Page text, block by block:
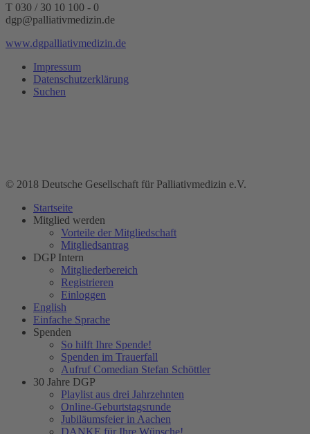
T 030 / 30 10 100 - 0
dgp@palliativmedizin.de
www.dgpalliativmedizin.de
Impressum
Datenschutzerklärung
Suchen
© 2018 Deutsche Gesellschaft für Palliativmedizin e.V.
Startseite
Mitglied werden
Vorteile der Mitgliedschaft
Mitgliedsantrag
DGP Intern
Mitgliederbereich
Registrieren
Einloggen
English
Einfache Sprache
Spenden
So hilft Ihre Spende!
Spenden im Trauerfall
Aufruf Comedian Stefan Schöttler
30 Jahre DGP
Playlist aus drei Jahrzehnten
Online-Geburtstagsrunde
Jubiläumsfeier in Aachen
DANKE für Ihre Wünsche!